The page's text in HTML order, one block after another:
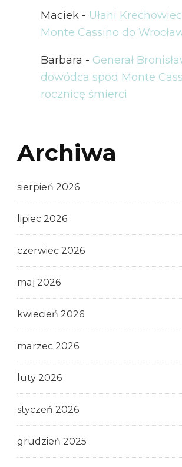
Maciek - Ułani
Monte Cassino do
Barbara - Generał
dowódca spod Monte
rocznicę śmierci
Archiwa
sierpień 2026
lipiec 2026
czerwiec 2026
maj 2026
kwiecień 2026
marzec 2026
luty 2026
styczeń 2026
grudzień 2025